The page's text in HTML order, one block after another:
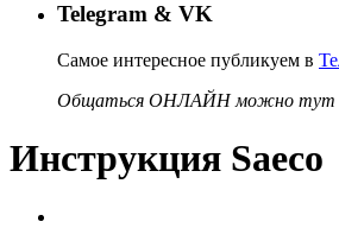
Telegram & VK
Самое интересное публикуем в
Общаться ОНЛАЙН можно тут
Инструкция Saeco